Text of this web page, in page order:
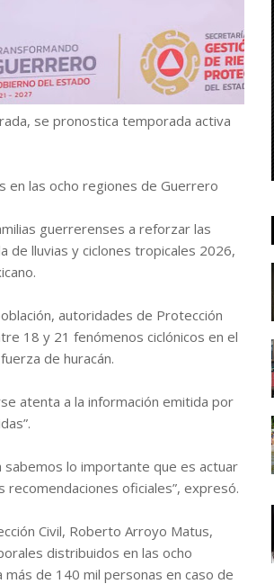
se pronostica temporada activa
las ocho regiones de Guerrero
guerrerenses a reforzar las
de lluvias y ciclones tropicales 2026,
autoridades de Protección
18 y 21 fenómenos ciclónicos en el
de huracán.
atenta a la información emitida por
lo importante que es actuar
oficiales”, expresó.
Civil, Roberto Arroyo Matus,
distribuidos en las ocho
de 140 mil personas en caso de